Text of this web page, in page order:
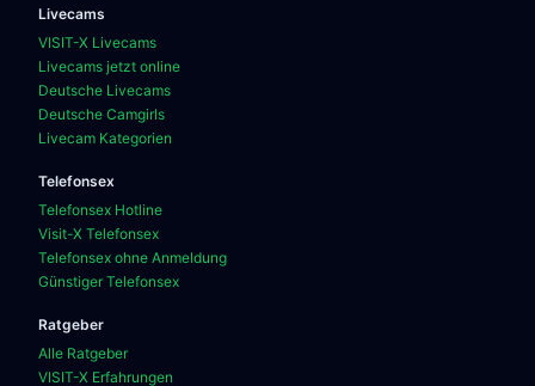
Livecams
VISIT-X Livecams
Livecams jetzt online
Deutsche Livecams
Deutsche Camgirls
Livecam Kategorien
Telefonsex
Telefonsex Hotline
Visit-X Telefonsex
Telefonsex ohne Anmeldung
Günstiger Telefonsex
Ratgeber
Alle Ratgeber
VISIT-X Erfahrungen